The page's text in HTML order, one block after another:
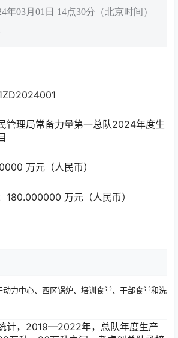
年03月01日 14点30分（北京时间）
管理局常备力量第一总队2024年度生
万元（人民币）
180.000000 万元（人民币）
力中心、西区锅炉、培训食堂、干部食堂和洗衣
计，2019—2022年，总队年度生产